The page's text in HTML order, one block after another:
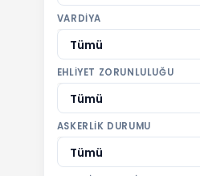
VARDIYA
Tümü
EHLIYET ZORUNLULUĞU
Tümü
ASKERLIK DURUMU
Tümü